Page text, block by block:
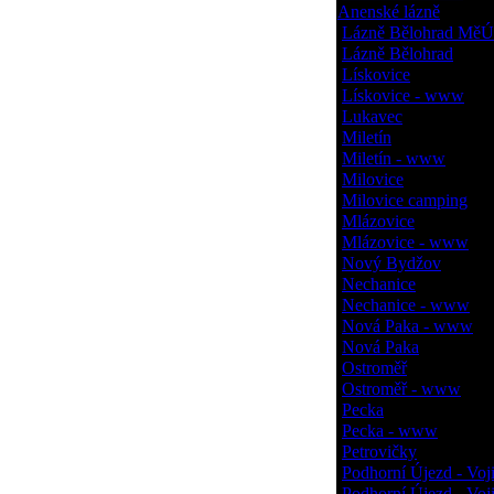
Anenské lázně
Lázně Bělohrad MěÚ
Lázně Bělohrad
Lískovice
Lískovice - www
Lukavec
Miletín
Miletín - www
Milovice
Milovice camping
Mlázovice
Mlázovice - www
Nový Bydžov
Nechanice
Nechanice - www
Nová Paka - www
Nová Paka
Ostroměř
Ostroměř - www
Pecka
Pecka - www
Petrovičky
Podhorní Újezd -